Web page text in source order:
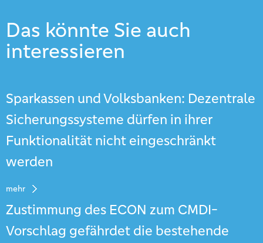
Das könnte Sie auch
interessieren
Sparkassen und Volksbanken: Dezentrale
Sicherungssysteme dürfen in ihrer
Funktionalität nicht eingeschränkt
werden
mehr
Zustimmung des ECON zum CMDI-
Vorschlag gefährdet die bestehende